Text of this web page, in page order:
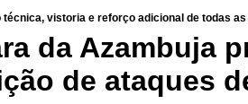
técnica, vistoria e reforço adicional de todas
da Azambuja
de ataques